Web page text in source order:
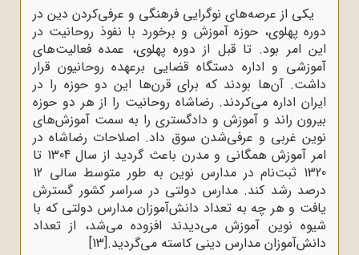
یکی از عرصه‌های نوگرایی فرهنگی و عرفی‌کردن دین در
دوره پهلوی، حوزه آموزش و برخورد با نفوذ روحانیت در
این امر بود. تا قبل از دوره پهلوی، عمده فعالیت‌های
آموزشی و اداره دستگاه قضایی برعهده روحانیون قرار
داشت. آن‌ها بودند که برای قرن‌ها این دو حوزه را در
ایران اداره می‌کردند. رضاشاه روحانیت را از هر دو حوزه
بیرون راند و آموزش و دادگستری را به سمت آموزش‌های
نوین غربی و عرفی‌شدن سوق داد. اصلاحات رضاشاه در
امر آموزش همگانی و مدرن باعث گردید از سال 1304 تا
1320 ثبت‌نام در مدارس نوین به ‌طور متوسط سالی 12
درصد رشد کند. مدارس دولتی در سراسر کشور گسترش
یافت و هر چه به تعداد دانش‌آموزان مدارس دولتی که با
شیوه نوین آموزش می‌دیدند افزوده می‌شد، از تعداد
دانش‌آموزان مدارس دینی کاسته می‌گردید.[13]